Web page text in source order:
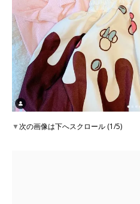
▼次の画像は下へスクロール (1/5)